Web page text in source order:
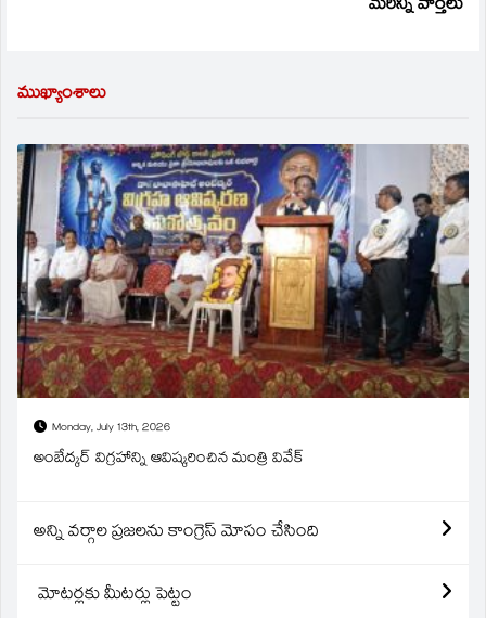
ముఖ్యాంశాలు
Monday, July 13th, 2026
అంబేద్కర్ విగ్రహాన్ని ఆవిష్కరించిన మంత్రి వివేక్
అన్ని వర్గాల ప్రజలను కాంగ్రెస్ మోసం చేసింది
మోటర్లకు మీటర్లు పెట్టం